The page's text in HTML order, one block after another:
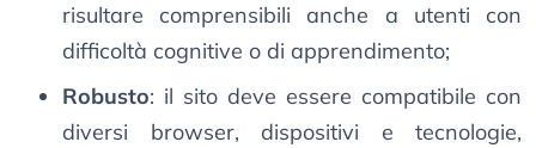
risultare comprensibili anche a utenti con
difficoltà cognitive o di apprendimento;
Robusto: il sito deve essere compatibile con
diversi browser, dispositivi e tecnologie,